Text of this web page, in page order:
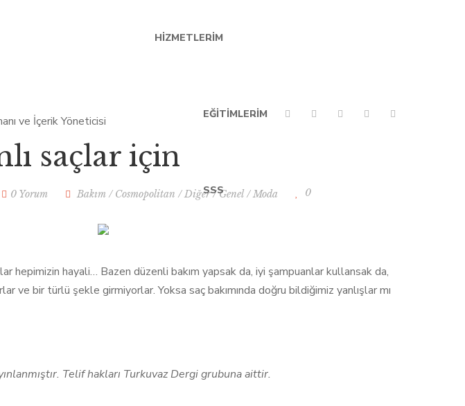
HIZMETLERIM
EĞITIMLERIM
SSS
saçlar için
0 Yorum Bakım / Cosmopolitan / Diğer/Genel / Moda 0
hepimizin hayali… Bazen düzenli bakım yapsak da, iyi şampuanlar kullansak da,
ve bir türlü şekle girmiyorlar. Yoksa saç bakımında doğru bildiğimiz yanlışlar mı
Telif hakları Turkuvaz Dergi grubuna aittir.